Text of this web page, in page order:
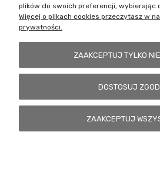
POKAŻ PEŁNĄ WERSJĘ
plików do swoich preferencji, wybierając
Więcej o plikach cookies przeczytasz w
prywatności.
ZAAKCEPTUJ TYLKO
DOSTOSUJ
ZAAKCEPTUJ